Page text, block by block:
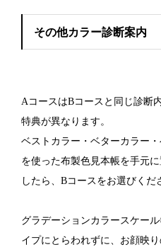
その他カラー診断案内
AコースはBコースと同じ診断
特典が異なります。
ベストカラー・ベターカラー
を使った布製色見本帳を手元
したら、Bコースをお選びくだ
グラデーションカラースケー
イプにとらわれずに、お顔映